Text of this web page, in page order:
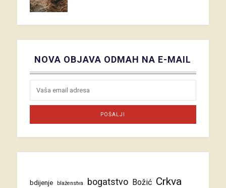
NOVA OBJAVA ODMAH NA E-MAIL
bdijenje blaženstva bogatstvo Božić Crkva